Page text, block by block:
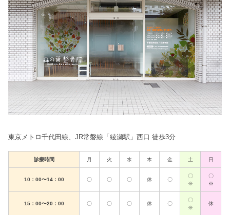
東京メトロ千代田線、JR常磐線「綾瀬駅」西口 徒歩3分
診療時間 月 火 水 木 金 土 日
10：00〜14：00 〇 〇 〇 休 〇
〇
※
〇
※
15：00〜20：00 〇 〇 〇 休 〇
〇
※
休